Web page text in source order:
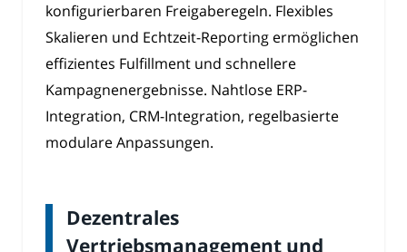
konfigurierbaren Freigaberegeln. Flexibles
Skalieren und Echtzeit-Reporting ermöglichen
effizientes Fulfillment und schnellere
Kampagnenergebnisse. Nahtlose ERP-
Integration, CRM-Integration, regelbasierte
modulare Anpassungen.
Dezentrales
Vertriebsmanagement und